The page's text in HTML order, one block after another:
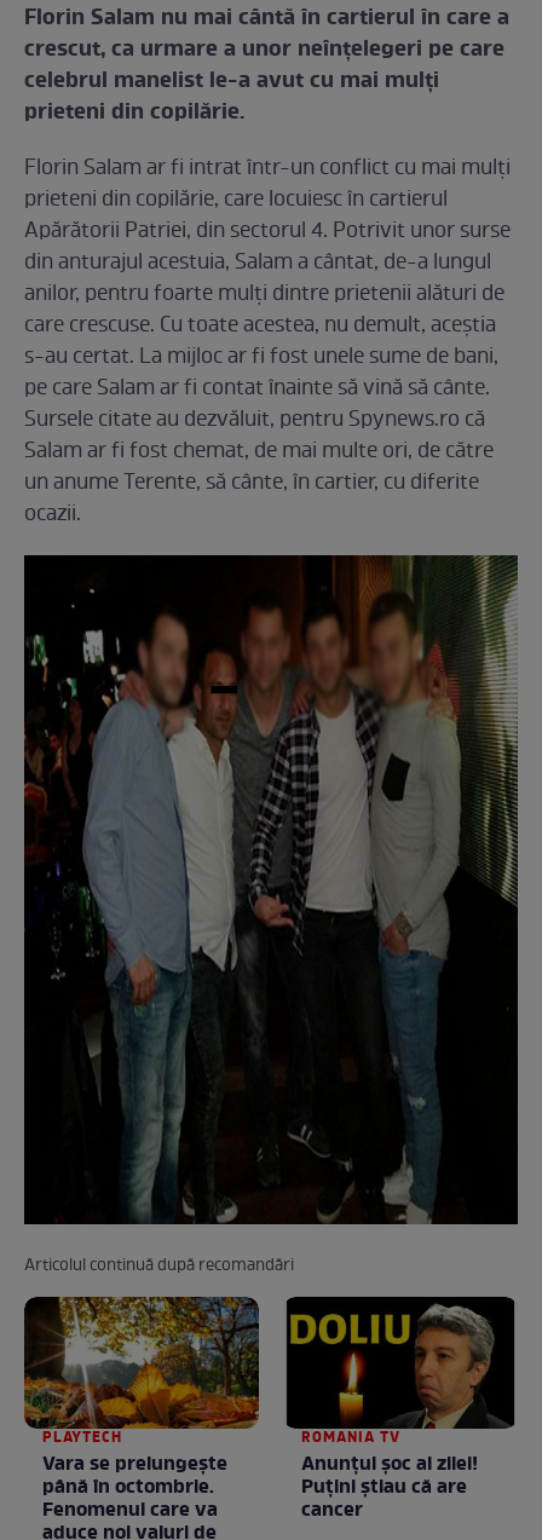
Florin Salam nu mai cântă în cartierul în care a
crescut, ca urmare a unor neînţelegeri pe care
celebrul manelist le-a avut cu mai mulţi
prieteni din copilărie.
Florin Salam ar fi intrat într-un conflict cu mai mulţi
prieteni din copilărie, care locuiesc în cartierul
Apărătorii Patriei, din sectorul 4. Potrivit unor surse
din anturajul acestuia, Salam a cântat, de-a lungul
anilor, pentru foarte mulţi dintre prietenii alături de
care crescuse. Cu toate acestea, nu demult, aceştia
s-au certat. La mijloc ar fi fost unele sume de bani,
pe care Salam ar fi contat înainte să vină să cânte.
Sursele citate au dezvăluit, pentru Spynews.ro că
Salam ar fi fost chemat, de mai multe ori, de către
un anume Terente, să cânte, în cartier, cu diferite
ocazii.
Articolul continuă după recomandări
PLAYTECH
Vara se prelungeşte
până în octombrie.
Fenomenul care va
ROMANIA TV
Anunţul şoc al zilei!
Puţini ştiau că are
cancer